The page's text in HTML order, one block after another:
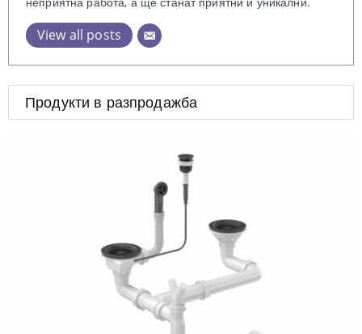
View all posts
Продукти в разпродажба